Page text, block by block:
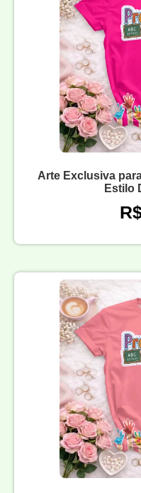
Arte Exclusiva
Estilo